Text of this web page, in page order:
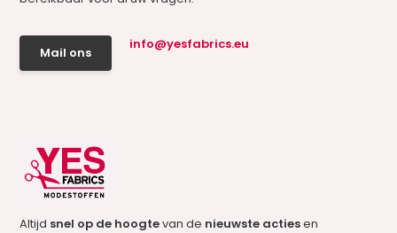
Mail ons
info@yesfabrics.eu
Altijd snel op de hoogtevan de nieuwste actiesen